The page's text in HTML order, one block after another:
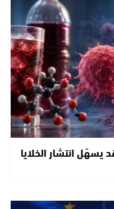
يسهّل انتشار الخلايا